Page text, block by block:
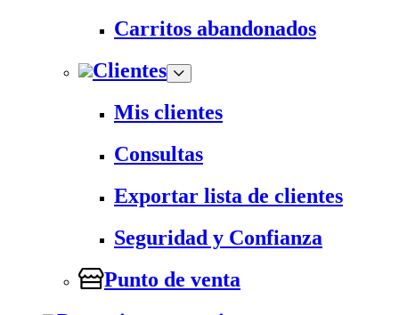
Carritos abandonados
Clientes
Mis clientes
Consultas
Exportar lista de clientes
Seguridad y Confianza
Punto de venta